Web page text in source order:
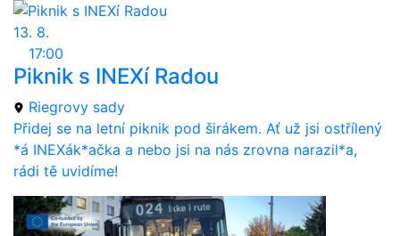
13. 8.
17:00
Piknik s INEXí Radou
Riegrovy sady
Přidej se na letní piknik pod širákem. Ať už jsi ostřílený
*á INEXák*ačka a nebo jsi na nás zrovna narazil*a,
rádi tě uvidíme!